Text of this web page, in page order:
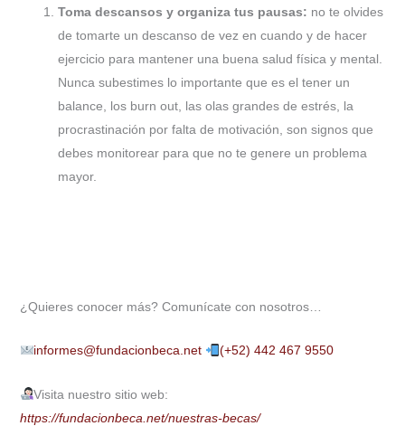
Toma descansos y organiza tus pausas: no te olvides
de tomarte un descanso de vez en cuando y de hacer
ejercicio para mantener una buena salud física y mental.
Nunca subestimes lo importante que es el tener un
balance, los burn out, las olas grandes de estrés, la
procrastinación por falta de motivación, son signos que
debes monitorear para que no te genere un problema
mayor.
¿Quieres conocer más? Comunícate con nosotros…
informes@fundacionbeca.net (+52) 442 467 9550
Visita nuestro sitio web:
https://fundacionbeca.net/nuestras-becas/